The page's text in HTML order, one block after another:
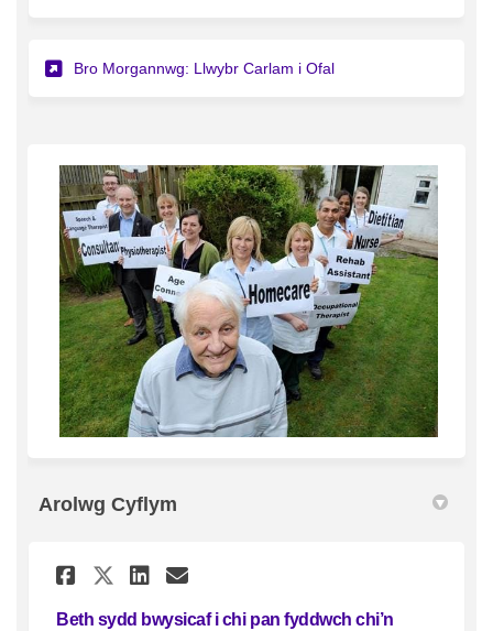
Bro Morgannwg: Llwybr Carlam i Ofal(Dolen allanol)
Arolwg Cyflym
Rhannu Beth sydd bwysicaf
Rhannu Beth sydd
Rhannu Beth sydd
E-bost Beth sydd
Beth sydd bwysicaf i chi pan fyddwch chi’n